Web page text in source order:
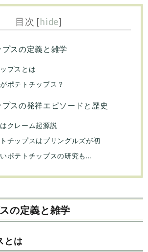
目次 [hide]
スの定義と雑学
プスとは
ポテトチップス？
スの発祥エピソードと歴史
クレーム起源説
チップスはプリングルズが初
ポテトチップスの研究も…
の定義と雑学
とは